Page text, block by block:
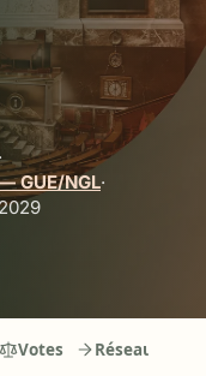
GUE/NGL·
Votes Réseaux